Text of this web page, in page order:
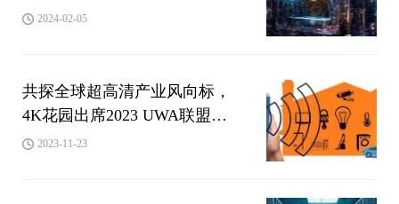
2024-02-05
共探全球超高清产业风向标，
4K花园出席2023 UWA联盟会
员大会
2023-11-23